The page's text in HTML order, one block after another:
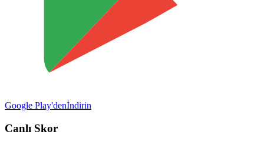
Google Play'denİndirin
Canlı Skor